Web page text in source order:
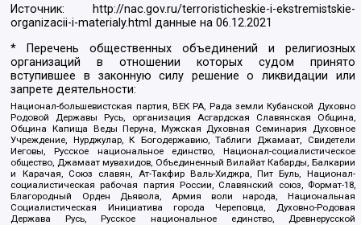
Источник:
http://nac.gov.ru/terroristicheskie-i-ekstremistskie-
organizacii-i-materialy.html данные на06.12.2021
* Перечень общественных объединений и религиозных
организаций в отношении которых судом принято
вступившее в законную силу решение о ликвидации или
запрете деятельности:
Национал-большевистская партия, ВЕК РА, Рада земли Кубанской Духовно
Родовой Державы Русь, организация Асгардская Славянская Община,
Община Капища Веды Перуна, Мужская Духовная Семинария Духовное
Учреждение, Нурджулар, К Богодержавию, Таблиги Джамаат, Свидетели
Иеговы, Русское национальное единство, Национал-социалистическое
общество, Джамаат мувахидов, Объединенный Вилайат Кабарды, Балкарии
и Карачая, Союз славян, Ат-Такфир Валь-Хиджра, Пит Буль, Национал-
социалистическая рабочая партия России, Славянский союз, Формат-18,
Благородный Орден Дьявола, Армия воли народа, Национальная
Социалистическая Инициатива города Череповца, Духовно-Родовая
Держава Русь, Русское национальное единство, Древнерусской